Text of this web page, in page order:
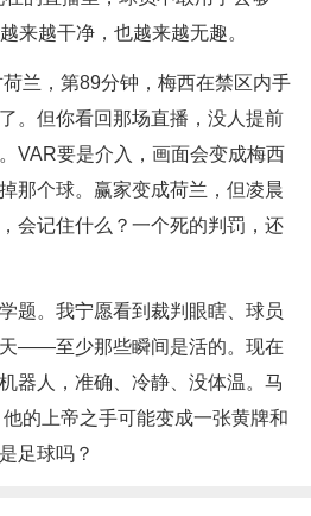
来越干净，也越来越无趣。
兰，第89分钟，梅西在禁区内手
。但你看回那场直播，没人提前
VAR要是介入，画面会变成梅西
那个球。赢家变成荷兰，但凌晨
会记住什么？一个死的判罚，还
题。我宁愿看到裁判眼瞎、球员
——至少那些瞬间是活的。现在
器人，准确、冷静、没体温。马
的上帝之手可能变成一张黄牌和
足球吗？